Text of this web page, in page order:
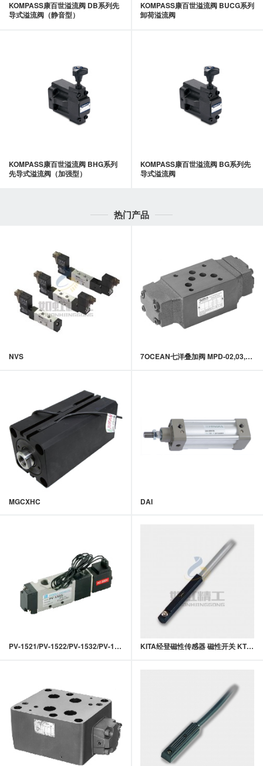
KOMPASS康百世溢流阀 DB系列先
导式溢流阀（静音型）
KOMPASS康百世溢流阀 BUCG系列
卸荷溢流阀
KOMPASS康百世溢流阀 BHG系列
先导式溢流阀（加强型）
KOMPASS康百世溢流阀 BG系列先
导式溢流阀
热门产品
NVS 7OCEAN七洋叠加阀 MPD-02,03,04系列叠加式液控单向阀(低噪音型)
MGCXHC DAI
PV-1521/PV-1522/PV-1532/PV-1542 KITA经登磁性传感器 磁性开关 KT07系列